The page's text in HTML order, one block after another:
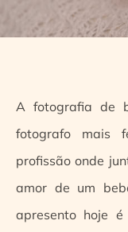
A fotografia de
fotografo mais
profissão onde
amor de um
apresento hoje